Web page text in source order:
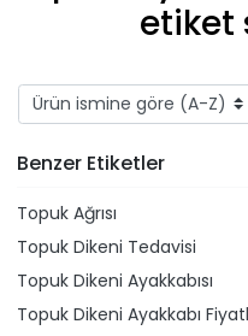
etiket
Benzer Etiketler
Topuk Ağrısı
Topuk Dikeni Tedavisi
Topuk Dikeni Ayakkabısı
Topuk Dikeni Ayakkabı